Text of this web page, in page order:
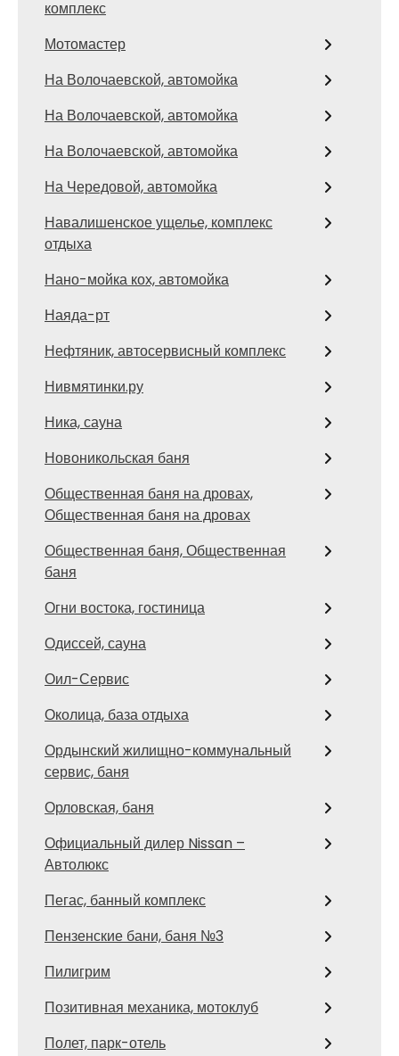
комплекс
Мотомастер
На Волочаевской, автомойка
На Волочаевской, автомойка
На Волочаевской, автомойка
На Чередовой, автомойка
Навалишенское ущелье, комплекс
отдыха
Нано-мойка кох, автомойка
Наяда-рт
Нефтяник, автосервисный комплекс
Нивмятинки.ру
Ника, сауна
Новоникольская баня
Общественная баня на дровах,
Общественная баня на дровах
Общественная баня, Общественная
баня
Огни востока, гостиница
Одиссей, сауна
Оил-Сервис
Околица, база отдыха
Ордынский жилищно-коммунальный
сервис, баня
Орловская, баня
Официальный дилер Nissan –
Автолюкс
Пегас, банный комплекс
Пензенские бани, баня №3
Пилигрим
Позитивная механика, мотоклуб
Полет, парк-отель